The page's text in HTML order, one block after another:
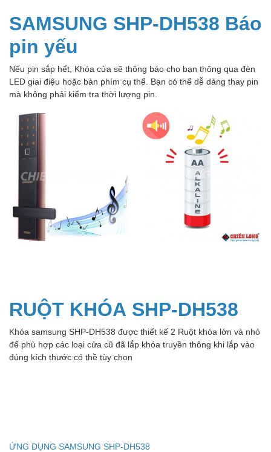
SAMSUNG SHP-DH538 Báo
pin yếu
Nếu pin sắp hết, Khóa cửa sẽ thông báo cho bạn thông qua đèn
LED giai điệu hoặc bàn phím cụ thể. Bạn có thể dễ dàng thay pin
mà không phải kiểm tra thời lượng pin.
RUỘT KHÓA SHP-DH538
Khóa samsung SHP-DH538 được thiết kế 2 Ruột khóa lớn và nhỏ
để phù hợp các loại cửa cũ đã lắp khóa truyền thông khi lắp vào
đúng kích thước có thề tùy chọn
ỨNG DỤNG SAMSUNG SHP-DH538